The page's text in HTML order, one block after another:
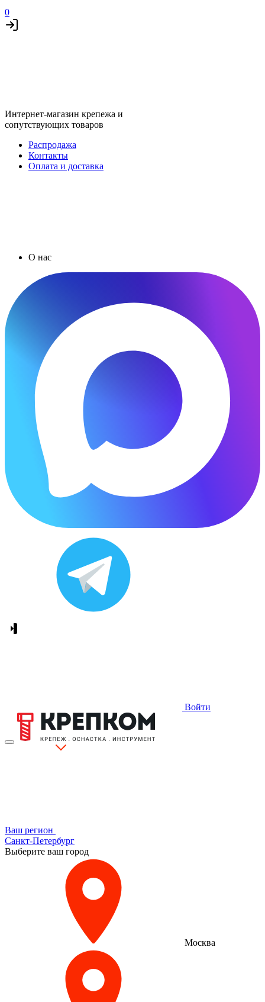
0
Интернет-магазин крепежа и
сопутствующих товаров
Распродажа
Контакты
Оплата и доставка
О нас
Войти
Ваш регион
Санкт-Петербург
Выберите ваш город
Москва